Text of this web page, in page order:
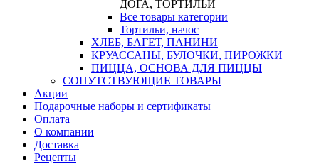
ДОГА, ТОРТИЛЬИ
Все товары категории
Тортильи, начос
ХЛЕБ, БАГЕТ, ПАНИНИ
КРУАССАНЫ, БУЛОЧКИ, ПИРОЖКИ
ПИЦЦА, ОСНОВА ДЛЯ ПИЦЦЫ
СОПУТСТВУЮЩИЕ ТОВАРЫ
Акции
Подарочные наборы и сертификаты
Оплата
О компании
Доставка
Рецепты